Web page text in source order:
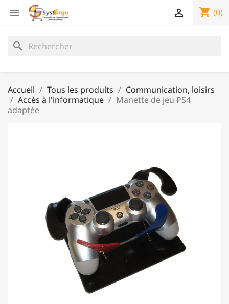
 shopping_cart (0)

search
Accueil Tous les produits
Communication, loisirs
Accès à l'informatique
Manette de jeu PS4
adaptée